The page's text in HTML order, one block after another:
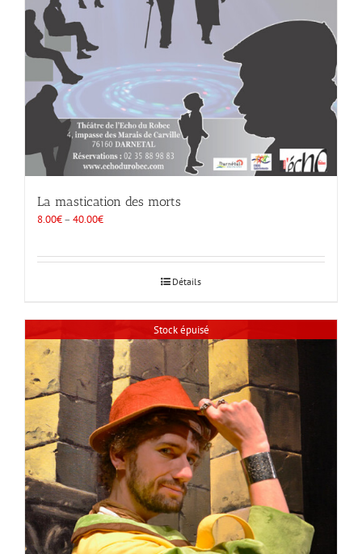
La mastication des morts
8.00€– 40.00€
Détails
Stock épuisé